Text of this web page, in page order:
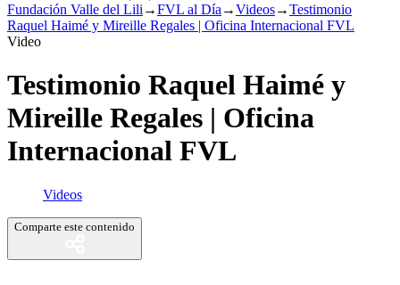
Fundación Valle del Lili →FVL al Día →Videos→Testimonio
Raquel Haimé y Mireille Regales | Oficina Internacional FVL
Video
Testimonio Raquel Haimé y
Mireille Regales | Oficina
Internacional FVL
Videos
Comparte este contenido